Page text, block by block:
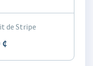
de Stripe
¢